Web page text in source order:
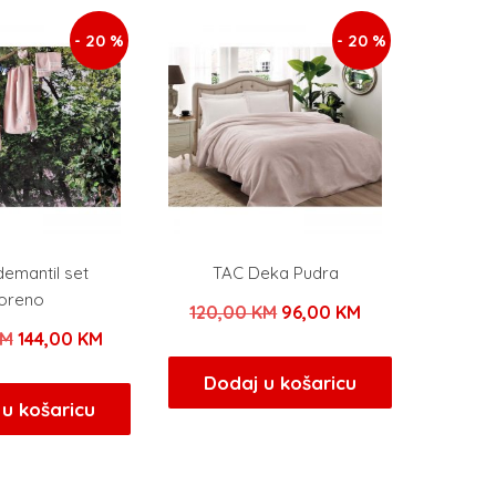
- 20 %
set
Izvorna
bila
je:
144,00 KMTrenutna
144,00 KM.
košaricu
- 20 %
TAC Deka Pudra
120,00KM Izvorna
bila
je:
96,00 KM
96,00 KM.
Dodaj u košaricu